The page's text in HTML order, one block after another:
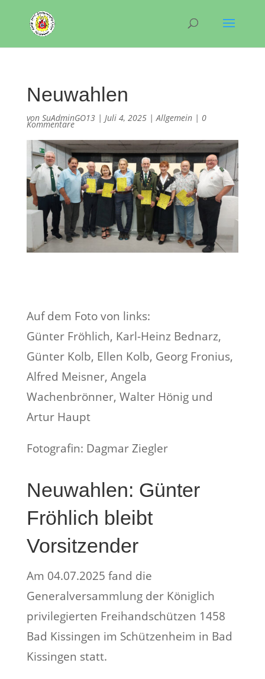
Neuwahlen
von SuAdminGO13| Juli 4, 2025|Allgemein| 0
Kommentare
Auf dem Foto von links:
Günter Fröhlich, Karl-Heinz Bednarz,
Günter Kolb, Ellen Kolb, Georg Fronius,
Alfred Meisner, Angela
Wachenbrönner, Walter Hönig und
Artur Haupt
Fotografin: Dagmar Ziegler
Neuwahlen: Günter
Fröhlich bleibt
Vorsitzender
Am 04.07.2025 fand die
Generalversammlung der Königlich
privilegierten Freihandschützen 1458
Bad Kissingen im Schützenheim in Bad
Kissingen statt.